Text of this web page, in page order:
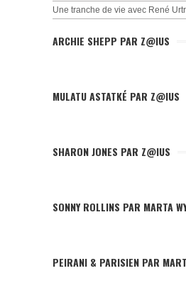
Une tranche de vie avec René
ARCHIE SHEPP PAR Z@IUS
MULATU ASTATKÉ PAR Z@IUS
SHARON JONES PAR Z@IUS
SONNY ROLLINS PAR MARTA
PEIRANI & PARISIEN PAR